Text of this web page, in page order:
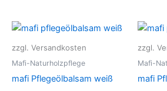
zzgl. Versandkosten
Mafi-Naturholzpflege
mafi Pflegeölbalsam weiß
zzgl.
Mafi-
mafi